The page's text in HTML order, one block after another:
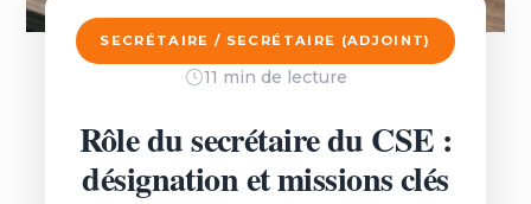
SECRÉTAIRE / SECRÉTAIRE (ADJOINT)
11 min de lecture
Rôle du secrétaire du CSE :
désignation et missions clés